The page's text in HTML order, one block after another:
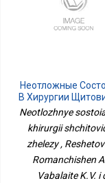
Неотложные
В Хирургии
Железы
Neotlozhnye
khirurgii
zhelezy , Reshetov
Romanchishen
Vabalaite K.V. i